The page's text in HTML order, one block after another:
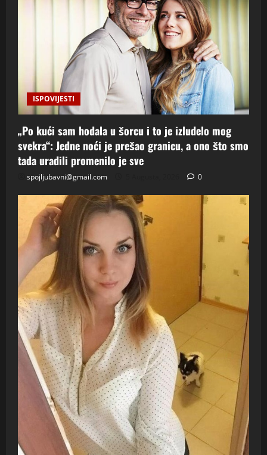
ISPOVIJESTI
„Po kući sam hodala u šorcu i to je izludelo mog
svekra“: Jedne noći je prešao granicu, a ono što smo
tada uradili promenilo je sve
spojljubavni@gmail.com 0